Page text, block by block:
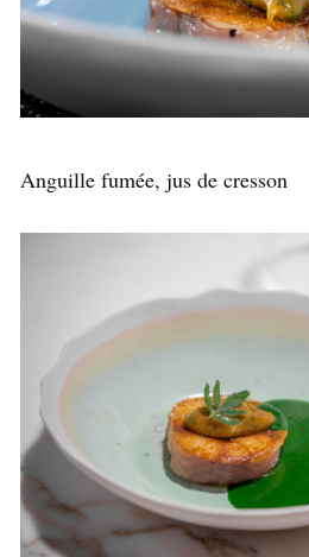
Anguille fumée, jus de cresson